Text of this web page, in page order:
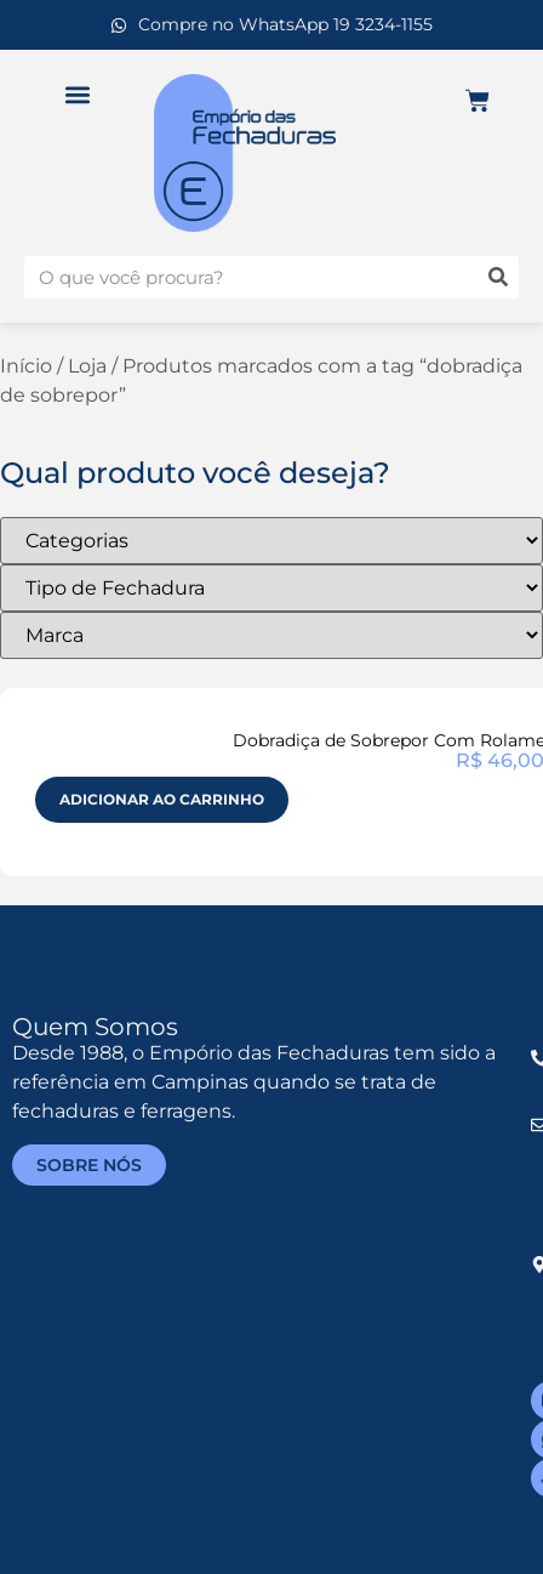
Compre no WhatsApp 19 3234-1155
Início / Loja / Produtos marcados com a tag “dobradiça
de sobrepor”
Qual produto você deseja?
Dobradiça de Sobrepor Com
R$46,00
ADICIONAR AO CARRINHO
Quem Somos
Desde 1988, o Empório das Fechaduras tem sido a
referência em Campinas quando se trata de
fechaduras e ferragens.
SOBRE NÓS